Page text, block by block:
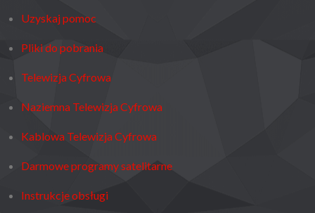
Uzyskaj pomoc
Pliki do pobrania
Telewizja Cyfrowa
Naziemna Telewizja Cyfrowa
Kablowa Telewizja Cyfrowa
Darmowe programy satelitarne
Instrukcje obsługi